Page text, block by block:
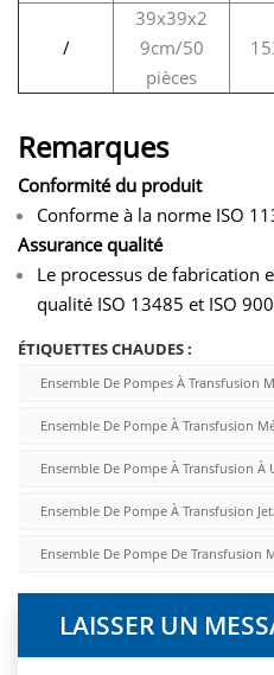
/
39x39x2
9cm/50
pièces
Remarques
Conformité du produit
Conforme à la norme ISO
Assurance qualité
Le processus de fabrication
qualité ISO 13485 et ISO
ÉTIQUETTES CHAUDES :
Ensemble De Pompes À Transfusion
Ensemble De Pompe À Transfusion
Ensemble De Pompe À Transfusion À
Ensemble De Pompe À Transfusion
Ensemble De Pompe De Transfusion
LAISSER UN